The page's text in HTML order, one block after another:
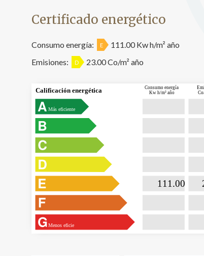
Certificado energético
Consumo energía: E
111.00 Kw h/m² año
Emisiones:
D 23.00 Co/m² año
Más eficiente
Menos eficie
Calificación energética
Consumo energía
Kw h/m² año